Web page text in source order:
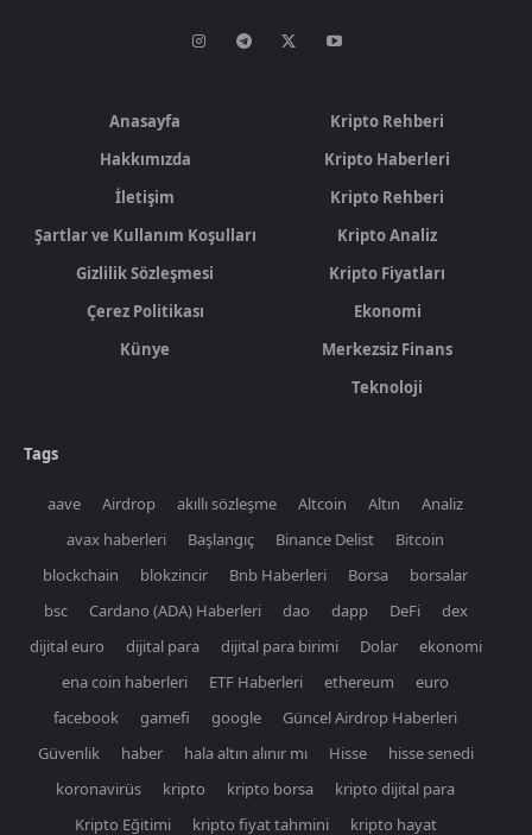
Anasayfa
Hakkımızda
İletişim
Şartlar ve Kullanım Koşulları
Gizlilik Sözleşmesi
Çerez Politikası
Künye
Kripto Rehberi
Kripto Haberleri
Kripto Rehberi
Kripto Analiz
Kripto Fiyatları
Ekonomi
Merkezsiz Finans
Teknoloji
Tags
aave Airdrop akıllı sözleşme Altcoin Altın
Analiz
avax haberleri
Başlangıç Binance Delist
Bitcoin
blockchain
blokzincir Bnb Haberleri Borsa
borsalar
bsc
Cardano (ADA) Haberleri dao dapp DeFi
dex
dijital euro
dijital para dijital para birimi Dolar
ekonomi
ena coin haberleri
ETF Haberleri ethereum
euro
facebook
gamefi google
Güncel Airdrop Haberleri
Güvenlik
haber hala altın alınır mı Hisse
hisse senedi
koronavirüs
kripto kripto borsa
kripto dijital para
Kripto Eğitimi
kripto fiyat tahmini kripto hayat